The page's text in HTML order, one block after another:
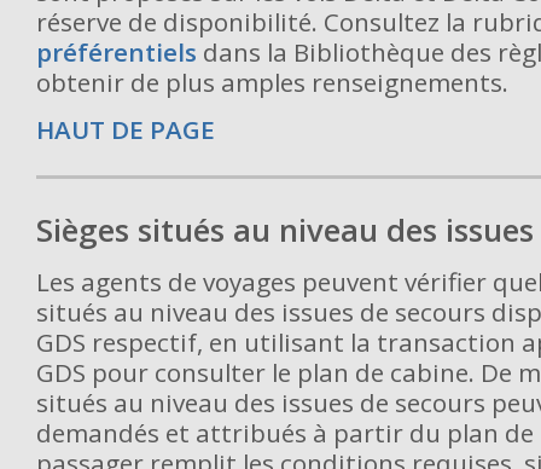
réserve de disponibilité. Consultez la
préférentiels dans la Bibliothèque des
obtenir de plus amples renseignements.
HAUT DE PAGE
Sièges situés au niveau des
Les agents de voyages peuvent vérifier
situés au niveau des issues de secours
GDS respectif, en utilisant la transaction
GDS pour consulter le plan de cabine. De
situés au niveau des issues de secours
demandés et attribués à partir du plan de